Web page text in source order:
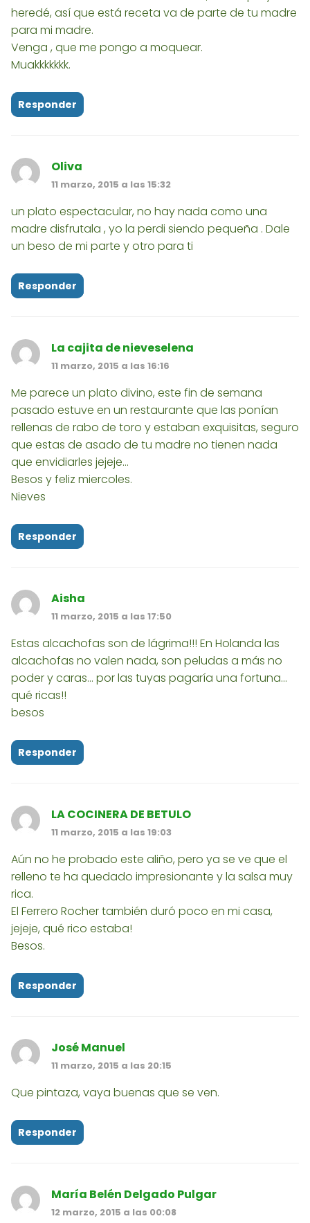
heredé, así que está receta va de parte de tu madre
para mi madre.
Venga , que me pongo a moquear.
Muakkkkkkk.
Responder
Oliva
11 marzo, 2015 a las 15:32
un plato espectacular, no hay nada como una
madre disfrutala , yo la perdi siendo pequeña . Dale
un beso de mi parte y otro para ti
Responder
La cajita de nieveselena
11 marzo, 2015 a las 16:16
Me parece un plato divino, este fin de semana
pasado estuve en un restaurante que las ponían
rellenas de rabo de toro y estaban exquisitas, seguro
que estas de asado de tu madre no tienen nada
que envidiarles jejeje...
Besos y feliz miercoles.
Nieves
Responder
Aisha
11 marzo, 2015 a las 17:50
Estas alcachofas son de lágrima!!! En Holanda las
alcachofas no valen nada, son peludas a más no
poder y caras... por las tuyas pagaría una fortuna...
qué ricas!!
besos
Responder
LA COCINERA DE BETULO
11 marzo, 2015 a las 19:03
Aún no he probado este aliño, pero ya se ve que el
relleno te ha quedado impresionante y la salsa muy
rica.
El Ferrero Rocher también duró poco en mi casa,
jejeje, qué rico estaba!
Besos.
Responder
José Manuel
11 marzo, 2015 a las 20:15
Que pintaza, vaya buenas que se ven.
Responder
María Belén Delgado Pulgar
12 marzo, 2015 a las 00:08